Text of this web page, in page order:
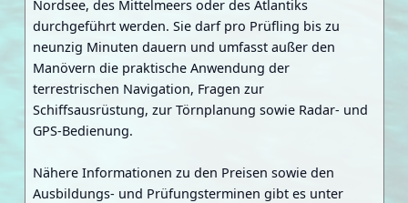
Nordsee, des Mittelmeers oder des Atlantiks
durchgeführt werden. Sie darf pro Prüfling bis zu
neunzig Minuten dauern und umfasst außer den
Manövern die praktische Anwendung der
terrestrischen Navigation, Fragen zur
Schiffsausrüstung, zur Törnplanung sowie Radar- und
GPS-Bedienung.
Nähere Informationen zu den Preisen sowie den
Ausbildungs- und Prüfungsterminen gibt es unter